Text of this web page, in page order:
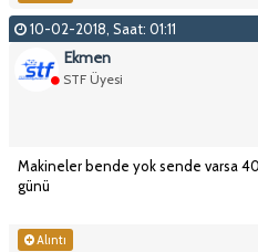
10-02-2018, Saat: 01:11
Ekmen
STF Üyesi
Makineler bende yok sende varsa
günü
Alıntı